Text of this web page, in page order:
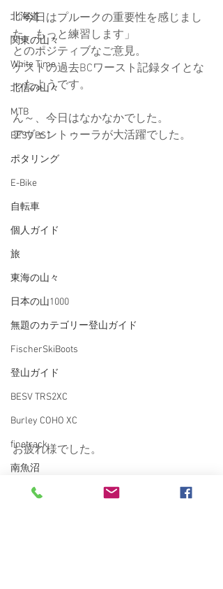
北海道
関東の山々
White Time
北信の山々
MTB
BESV PS1
ポタリング
E-Bike
自転車
個人ガイド
旅
東海の山々
日本の山1000
無題のカテゴリー登山ガイド
FischerSkiBoots
登山ガイド
BESV TRS2XC
Burley COHO XC
finetrack
南魚沼
「今日はプルークの重要性を感じまし
た。もっと練習します」
とのポジティブなご意見。
ゲストの過去BCワースト記録タイとな
ったようです。
ん～、今日はなかなかでした。
アヴェントゥーラが大活躍でした。
お疲れ様でした。
RINA